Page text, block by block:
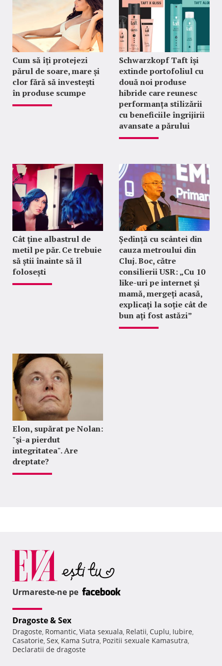
Cum să îți protejezi
părul de soare, mare și
clor fără să investești
în produse scumpe
Schwarzkopf Taft își
extinde portofoliul cu
două noi produse
hibride care reunesc
performanța stilizării
cu beneficiile îngrijirii
avansate a părului
Cât ține albastrul de
metil pe păr. Ce trebuie
să știi înainte să îl
folosești
Ședință cu scântei din
cauza metroului din
Cluj. Boc, către
consilierii USR: „Cu 10
like-uri pe internet și
mamă, mergeți acasă,
explicați la soție cât de
bun ați fost astăzi”
Elon, supărat pe Nolan:
"şi-a pierdut
integritatea". Are
dreptate?
Urmareste-ne pe
Dragoste & Sex
Dragoste, Romantic, Viata sexuala, Relatii, Cuplu, Iubire,
Casatorie, Sex, Kama Sutra, Pozitii sexuale Kamasutra,
Declaratii de dragoste